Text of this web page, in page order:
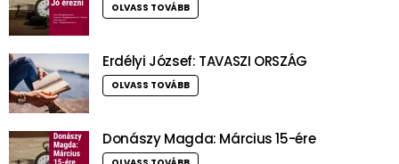
OLVASS TOVÁBB
Erdélyi József: TAVASZI ORSZÁG
OLVASS TOVÁBB
Donászy Magda: Március 15-ére